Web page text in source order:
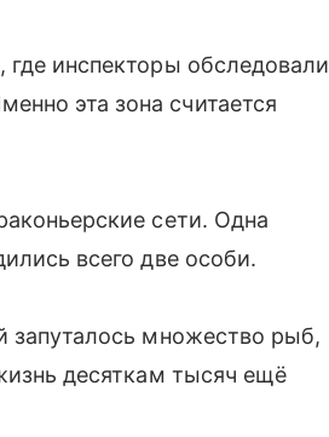
инспекторы обследовали
эта зона считается
сети. Одна
всего две особи.
запуталось множество рыб,
десяткам тысяч ещё